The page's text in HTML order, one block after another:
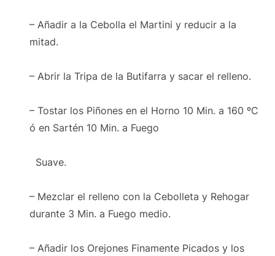
– Añadir a la Cebolla el Martini y reducir a la
mitad.
– Abrir la Tripa de la Butifarra y sacar el relleno.
– Tostar los Piñones en el Horno 10 Min. a 160 ºC
ó en Sartén 10 Min. a Fuego
Suave.
– Mezclar el relleno con la Cebolleta y Rehogar
durante 3 Min. a Fuego medio.
– Añadir los Orejones Finamente Picados y los